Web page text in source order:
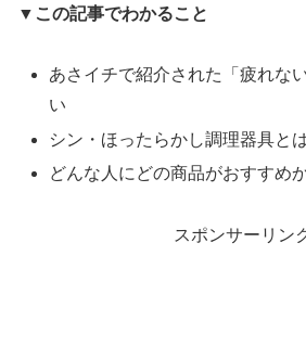
▼この記事でわかること
あさイチで紹介された「疲れな
い
シン・ほったらかし調理器具と
どんな人にどの商品がおすすめ
スポンサーリン